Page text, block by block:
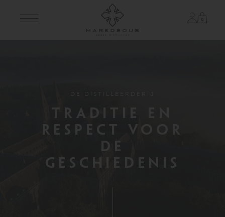
0
TRADITIE EN
RESPECT VOOR
DE
GESCHIEDENIS